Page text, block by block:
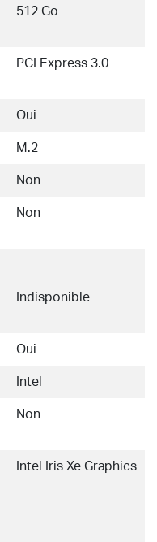
512 Go
PCI Express 3.0
Oui
M.2
Non
Non
Indisponible
Oui
Intel
Non
Intel Iris Xe Graphics